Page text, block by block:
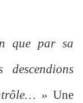
que par sa
descendions
» Une